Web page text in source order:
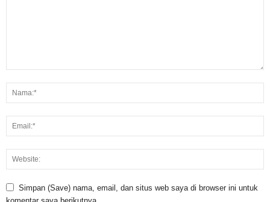
Simpan (Save) nama, email, dan situs web saya di browser ini untuk